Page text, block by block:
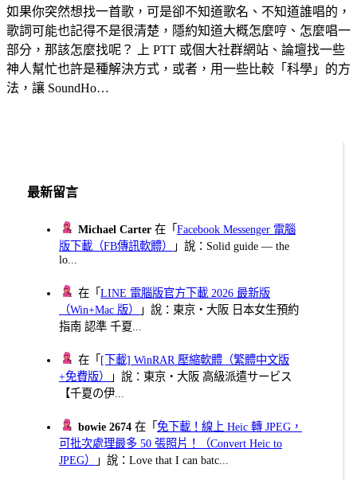
如果你突然想找一首歌，可是卻不知道歌名、不知道誰唱的，
歌詞可能也記得不是很清楚，隱約知道大概怎麼哼、怎麼唱一
部分，那該怎麼找呢？ 上 PTT 或個大社群網站、論壇找一些
神人幫忙也許是種解決方式，或者，用一些比較「科學」的方
法，讓 SoundHo…
最新留言
Michael Carter 在「Facebook Messenger 電腦
版下載（FB傳訊軟體）
」說：Solid guide — the
lo...
在「LINE 電腦版官方下載 2026 最新版
（Win+Mac 版）
」說：東京・大阪 日本女生預約
指南 認準 千夏...
在「 [下載] WinRAR 壓縮軟體（繁體中文版
+免費版）
」說：東京・大阪 高級派遣サービス
【千夏の伊...
bowie 2674 在「免下載！線上 Heic 轉 JPEG，
可批次處理最多 50 張照片！（Convert Heic to
JPEG）
」說：Love that I can batc...